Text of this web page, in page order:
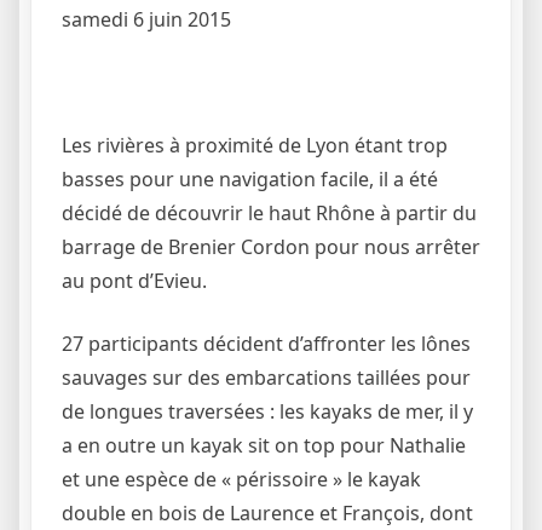
samedi 6 juin 2015
Les rivières à proximité de Lyon étant trop
basses pour une navigation facile, il a été
décidé de découvrir le haut Rhône à partir du
barrage de Brenier Cordon pour nous arrêter
au pont d’Evieu.
27 participants décident d’affronter les lônes
sauvages sur des embarcations taillées pour
de longues traversées : les kayaks de mer, il y
a en outre un kayak sit on top pour Nathalie
et une espèce de « périssoire » le kayak
double en bois de Laurence et François, dont